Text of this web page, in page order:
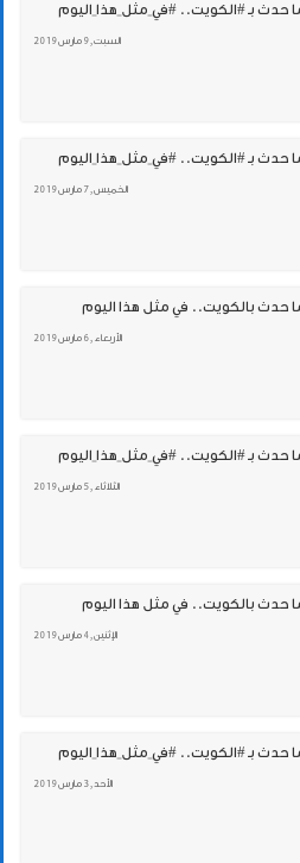
حدث بـ #الكويت.. #في_مثل_هذا_اليوم
السبت , 9 مارس 2019
حدث بـ #الكويت.. #في_مثل_هذا_اليوم
الخميس , 7 مارس 2019
حدث بالكويت.. في مثل هذا اليوم
الأربعاء , 6 مارس 2019
حدث بـ #الكويت.. #في_مثل_هذا_اليوم
الثلاثاء , 5 مارس 2019
حدث بالكويت.. في مثل هذا اليوم
الإثنين , 4 مارس 2019
حدث بـ #الكويت.. #في_مثل_هذا_اليوم
الأحد , 3 مارس 2019